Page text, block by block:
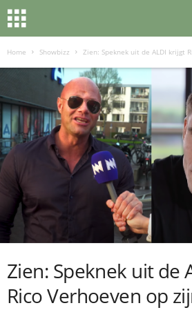
Home Showbizz Zien: Speknek uit de ALDI krijgt
Zien: Speknek uit de
Rico Verhoeven op